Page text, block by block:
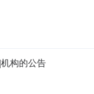
构的公告